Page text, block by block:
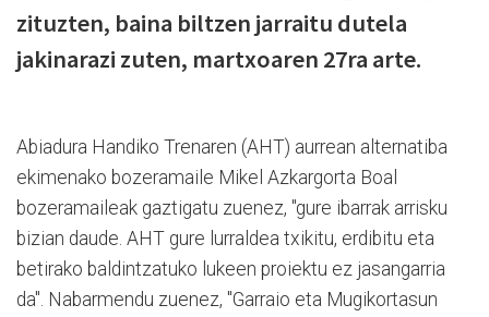
zituzten, baina biltzen jarraitu dutela
jakinarazi zuten, martxoaren 27ra arte.
Abiadura Handiko Trenaren (AHT) aurrean alternatiba
ekimenako bozeramaile Mikel Azkargorta Boal
bozeramaileak gaztigatu zuenez, "gure ibarrak arrisku
bizian daude. AHT gure lurraldea txikitu, erdibitu eta
betirako baldintzatuko lukeen proiektu ez jasangarria
da". Nabarmendu zuenez, "Garraio eta Mugikortasun